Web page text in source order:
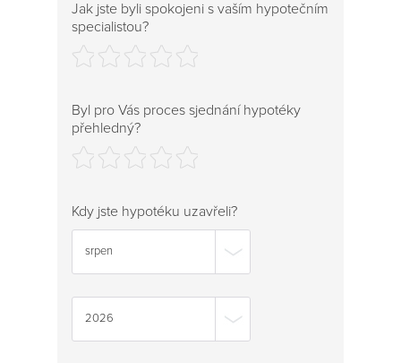
Jak jste byli spokojeni s vaším hypotečním
specialistou?
Byl pro Vás proces sjednání hypotéky
přehledný?
Kdy jste hypotéku uzavřeli?
srpen
2026